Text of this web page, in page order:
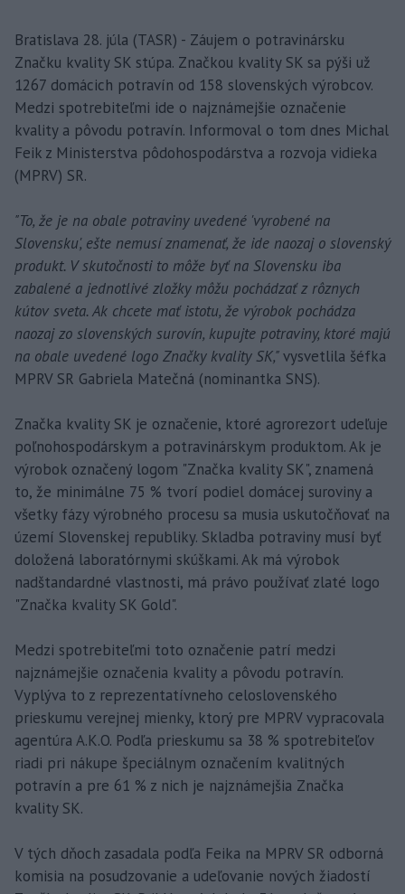
Bratislava 28. júla (TASR) - Záujem o potravinársku
Značku kvality SK stúpa. Značkou kvality SK sa pýši už
1267 domácich potravín od 158 slovenských výrobcov.
Medzi spotrebiteľmi ide o najznámejšie označenie
kvality a pôvodu potravín. Informoval o tom dnes Michal
Feik z Ministerstva pôdohospodárstva a rozvoja vidieka
(MPRV) SR.
"To, že je na obale potraviny uvedené 'vyrobené na
Slovensku', ešte nemusí znamenať, že ide naozaj o slovenský
produkt. V skutočnosti to môže byť na Slovensku iba
zabalené a jednotlivé zložky môžu pochádzať z rôznych
kútov sveta. Ak chcete mať istotu, že výrobok pochádza
naozaj zo slovenských surovín, kupujte potraviny, ktoré majú
na obale uvedené logo Značky kvality SK,"vysvetlila šéfka
MPRV SR Gabriela Matečná (nominantka SNS).
Značka kvality SK je označenie, ktoré agrorezort udeľuje
poľnohospodárskym a potravinárskym produktom. Ak je
výrobok označený logom "Značka kvality SK", znamená
to, že minimálne 75 % tvorí podiel domácej suroviny a
všetky fázy výrobného procesu sa musia uskutočňovať na
území Slovenskej republiky. Skladba potraviny musí byť
doložená laboratórnymi skúškami. Ak má výrobok
nadštandardné vlastnosti, má právo používať zlaté logo
"Značka kvality SK Gold".
Medzi spotrebiteľmi toto označenie patrí medzi
najznámejšie označenia kvality a pôvodu potravín.
Vyplýva to z reprezentatívneho celoslovenského
prieskumu verejnej mienky, ktorý pre MPRV vypracovala
agentúra A.K.O. Podľa prieskumu sa 38 % spotrebiteľov
riadi pri nákupe špeciálnym označením kvalitných
potravín a pre 61 % z nich je najznámejšia Značka
kvality SK.
V tých dňoch zasadala podľa Feika na MPRV SR odborná
komisia na posudzovanie a udeľovanie nových žiadostí